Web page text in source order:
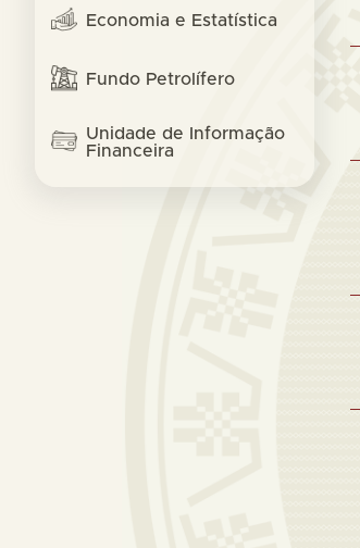
Economia e Estatística
Fundo Petrolífero
Unidade de Informação
Financeira